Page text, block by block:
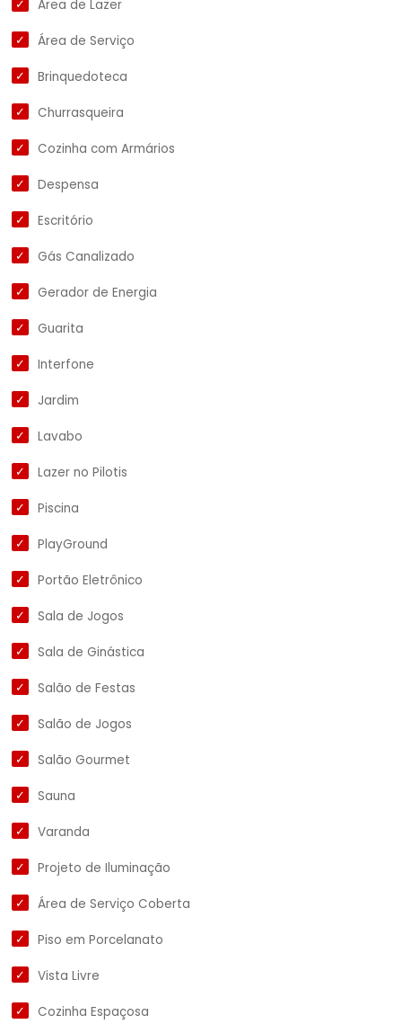
Área de Lazer
Área de Serviço
Brinquedoteca
Churrasqueira
Cozinha com Armários
Despensa
Escritório
Gás Canalizado
Gerador de Energia
Guarita
Interfone
Jardim
Lavabo
Lazer no Pilotis
Piscina
PlayGround
Portão Eletrônico
Sala de Jogos
Sala de Ginástica
Salão de Festas
Salão de Jogos
Salão Gourmet
Sauna
Varanda
Projeto de Iluminação
Área de Serviço Coberta
Piso em Porcelanato
Vista Livre
Cozinha Espaçosa